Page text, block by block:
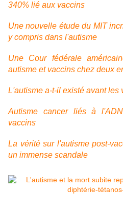
340% lié aux vaccins
Une nouvelle étude du MIT
y compris dans l'autisme
Une Cour fédérale
autisme et vaccins chez deux
L'autisme a-t-il existé avant les
Autisme cancer liés à
vaccins
La vérité sur l'autisme post-
un immense scandale